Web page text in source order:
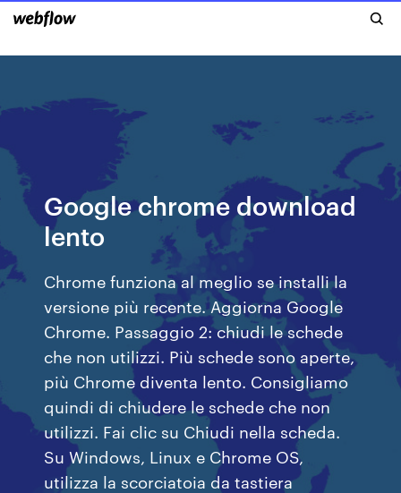
Google chrome download
lento
Chrome funziona al meglio se installi la
versione più recente. Aggiorna Google
Chrome. Passaggio 2: chiudi le schede
che non utilizzi. Più schede sono aperte,
più Chrome diventa lento. Consigliamo
quindi di chiudere le schede che non
utilizzi. Fai clic su Chiudi nella scheda.
Su Windows, Linux e Chrome OS,
utilizza la scorciatoia da tastiera